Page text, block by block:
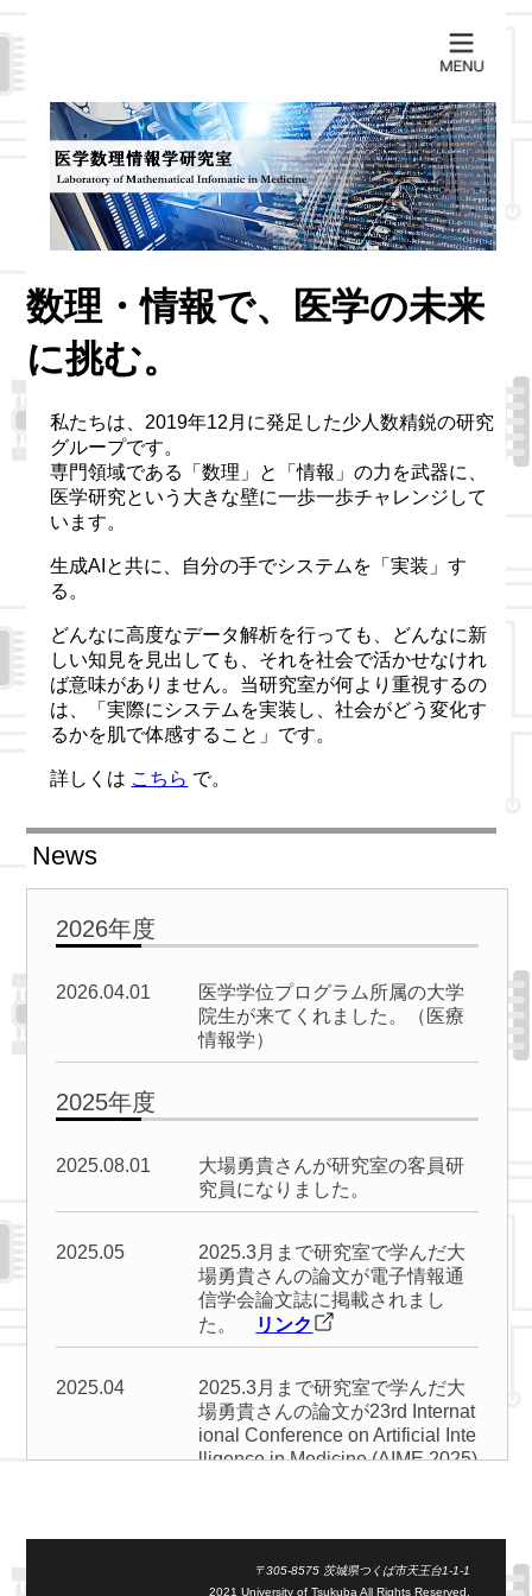
数理・情報で、医学の未来
に挑む。
私たちは、2019年12月に発足した少人数精鋭の研究
グループです。
専門領域である「数理」と「情報」の力を武器に、
医学研究という大きな壁に一歩一歩チャレンジして
います。
生成AIと共に、自分の手でシステムを「実装」す
る。
どんなに高度なデータ解析を行っても、どんなに新
しい知見を見出しても、それを社会で活かせなけれ
ば意味がありません。当研究室が何より重視するの
は、「実際にシステムを実装し、社会がどう変化す
るかを肌で体感すること」です。
詳しくは こちら で。
News
2026年度
2026.04.01
医学学位プログラム所属の大学
院生が来てくれました。（医療
情報学）
2025年度
2025.08.01
大場勇貴さんが研究室の客員研
究員になりました。
2025.05
2025.3月まで研究室で学んだ大
場勇貴さんの論文が電子情報通
信学会論文誌に掲載されまし
た。
リンク
2025.04
2025.3月まで研究室で学んだ大
場勇貴さんの論文が23rd Internat
ional Conference on Artificial Inte
lligence in Medicine (AIME 2025)
情報部長に就任しました。
〒305-8575 茨城県つくば市天王台1-1-1
2021 University of Tsukuba All Rights Reserved.